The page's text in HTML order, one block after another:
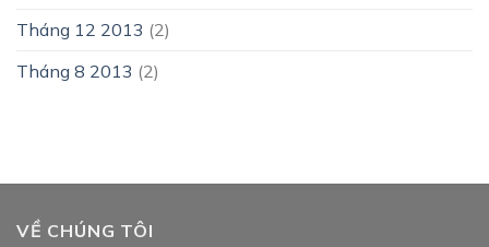
Tháng 12 2013 (2)
Tháng 8 2013 (2)
VỀ CHÚNG TÔI